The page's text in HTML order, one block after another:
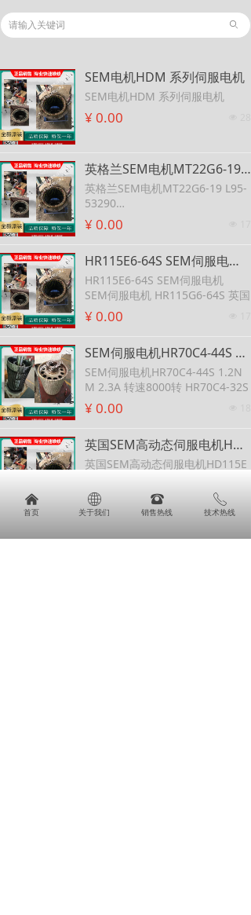
낀
首页
ꄓ
关于我们
뀰
销售热线
ꂅ
技术热线
ꄙ
SEM电机HDM 系列伺服电机
SEM电机HDM 系列伺服电机
¥ 0.00
英格兰SEM电机MT22G6-19 L95-53290 SEM电机MT22R2-24 可维修SEM原装MT30E4-20直流伺服电机
英格兰SEM电机MT22G6-19 L95-
53290
SEM电机MT22R2-24
可维修SEM原装MT30E4-20直流
¥ 0.00
HR115E6-64S SEM伺服电机 SEM伺服电机 HR115G6-64S 英国
HR115E6-64S SEM伺服电机
SEM伺服电机 HR115G6-64S 英国
¥ 0.00
SEM伺服电机HR70C4-44S 1.2NM 2.3A 转速8000转 HR70C4-32S
SEM伺服电机HR70C4-44S 1.2N
M 2.3A 转速8000转 HR70C4-32S
¥ 0.00
英国SEM高动态伺服电机HD115E6-64T 可维修SEM伺服电机HD115G6-64S
英国SEM高动态伺服电机HD115E
可维修SEM伺服电机HD115G6-64
S¥ 0.00
HJ96C6-64S-SEM电机HJ系列伺服电机-SEM电机HJ系列伺服电机